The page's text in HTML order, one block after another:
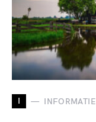
I INFORMATIE